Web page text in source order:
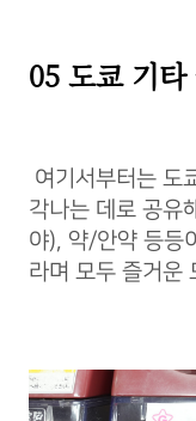
05 도쿄 기타
여기서부터는 도
각나는 데로 공유
야), 약/안약 등등
라며 모두 즐거운